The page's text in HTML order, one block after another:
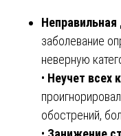
Неправильная
заболевание
неверную
• Неучет всех
обострений,